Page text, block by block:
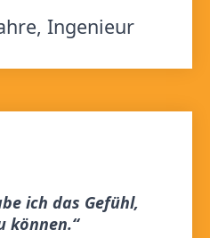
Ingenieur
ich das Gefühl,
können.“